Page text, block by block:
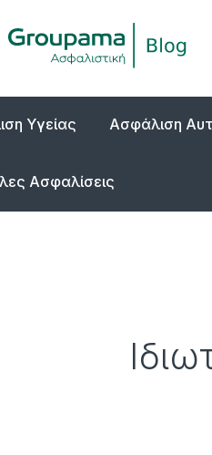
Υγείας Ασφάλιση
Ασφαλίσεις